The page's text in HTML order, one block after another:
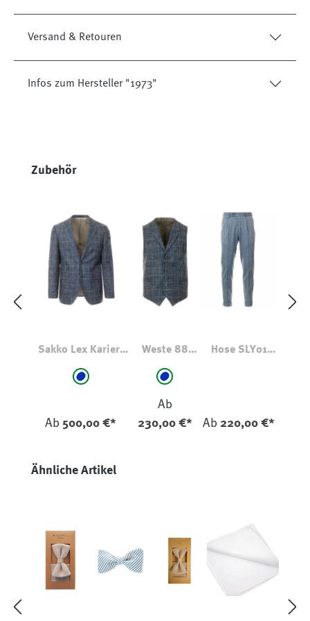
Versand & Retouren
Infos zum Hersteller "1973"
Produktgalerie überspringen
Zubehör
Sakko Lex Kariert
auswählen
blau - kariert
Ab 500,00 €*
Weste 88
Farbeauswählen
blau - kariert
Ab
230,00 €*
Hose SLY01
Ab 220,00 €*
Produktgalerie überspringen
Ähnliche Artikel